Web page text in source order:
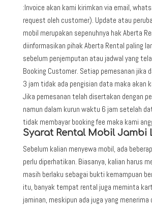
:Invoice akan kami kirimkan via email,
request oleh customer). Update atau
mobil merupakan sepenuhnya hak Aberta
diinformasikan pihak Aberta Rental paling
sebelum penjemputan atau jadwal yang
Booking Customer. Setiap pemesanan jika
3 jam tidak ada pengisian data maka akan
Jika pemesanan telah disertakan dengan
namun dalam kurun waktu 6 jam setelah
tidak membayar booking fee maka kami
Syarat Rental Mobil Jambi
Sebelum kalian menyewa mobil, ada
perlu diperhatikan. Biasanya, kalian harus
masih berlaku sebagai bukti kemampuan
itu, banyak tempat rental juga meminta
jaminan, meskipun ada juga yang menerima